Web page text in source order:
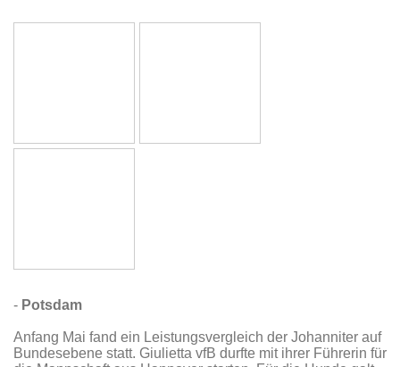
- Potsdam
Anfang Mai fand ein Leistungsvergleich der Johanniter auf
Bundesebene statt. Giulietta vfB durfte mit ihrer Führerin für